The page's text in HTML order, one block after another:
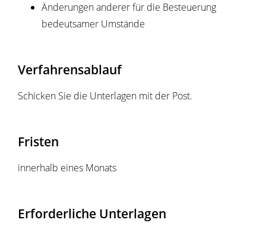
Änderungen anderer für die Besteuerung
bedeutsamer Umstände
Verfahrensablauf
Schicken Sie die Unterlagen mit der Post.
Fristen
innerhalb eines Monats
Erforderliche Unterlagen